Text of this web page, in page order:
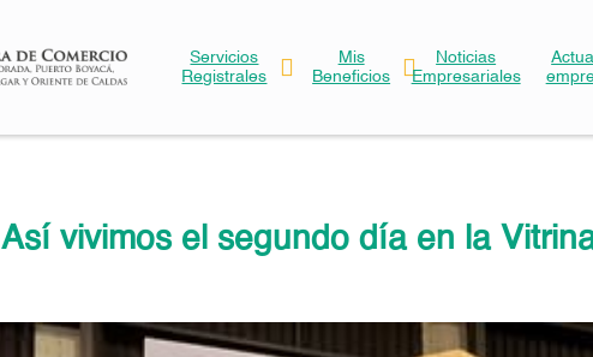
Servicios
Registrales
Mis
Beneficios
Noticias
Empresariales
Así vivimos el segundo día en la